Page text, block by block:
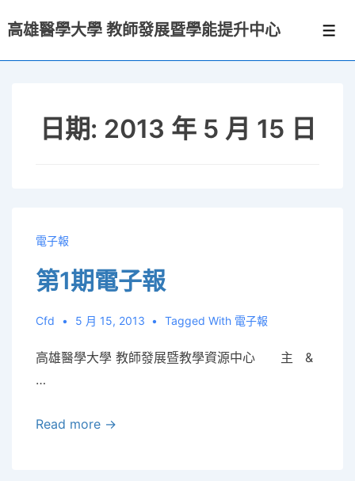
Skip
高雄醫學大學 教師發展暨學能提升中心
選
日期: 2013 年 5 月 15 日
電子報
第1期電子報
Cfd 5 月 15, 2013 Tagged With 電子報
高雄醫學大學 教師發展暨教學資源中心 主 &
…
第
Read more →